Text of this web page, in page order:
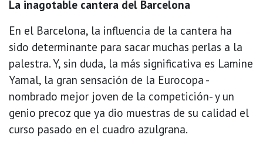
La inagotable cantera del Barcelona
En el Barcelona, la influencia de la cantera ha
sido determinante para sacar muchas perlas a la
palestra. Y, sin duda, la más significativa es Lamine
Yamal, la gran sensación de la Eurocopa -
nombrado mejor joven de la competición- y un
genio precoz que ya dio muestras de su calidad el
curso pasado en el cuadro azulgrana.